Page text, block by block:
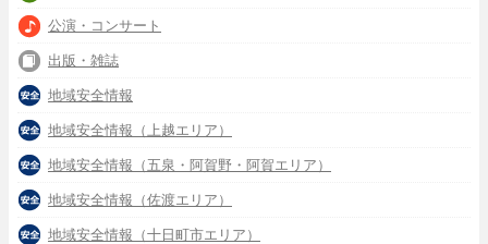
公演・コンサート
出版・雑誌
地域安全情報
地域安全情報（上越エリア）
地域安全情報（五泉・阿賀野・阿賀エリア）
地域安全情報（佐渡エリア）
地域安全情報（十日町市エリア）